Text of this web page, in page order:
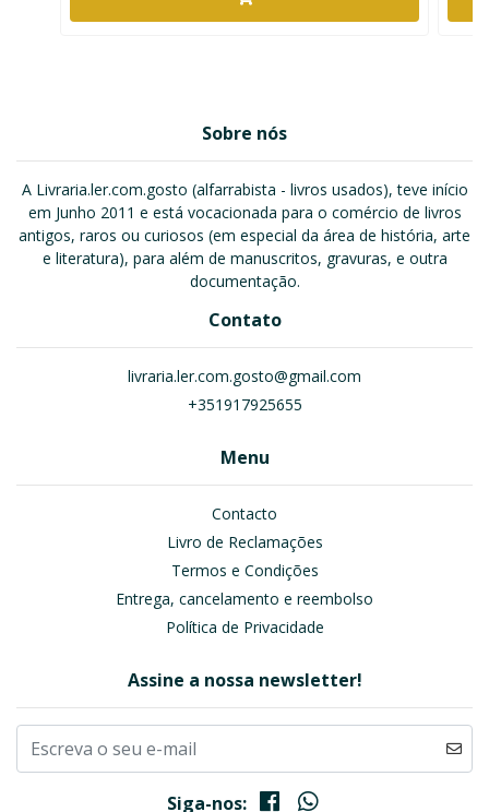
Sobre nós
A Livraria.ler.com.gosto (alfarrabista - livros usados), teve início
em Junho 2011 e está vocacionada para o comércio de livros
antigos, raros ou curiosos (em especial da área de história, arte
e literatura), para além de manuscritos, gravuras, e outra
documentação.
Contato
livraria.ler.com.gosto@gmail.com
+351917925655
Menu
Contacto
Livro de Reclamações
Termos e Condições
Entrega, cancelamento e reembolso
Política de Privacidade
Assine a nossa newsletter!
Siga-nos: